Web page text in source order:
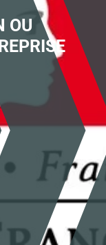
OU